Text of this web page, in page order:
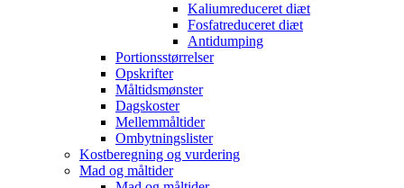
Kaliumreduceret diæt
Fosfatreduceret diæt
Antidumping
Portionsstørrelser
Opskrifter
Måltidsmønster
Dagskoster
Mellemmåltider
Ombytningslister
Kostberegning og vurdering
Mad og måltider